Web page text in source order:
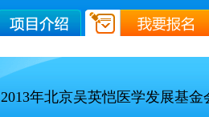
2013年北京吴英恺医学发展基金